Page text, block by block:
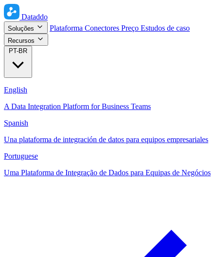
Dataddo
Soluções Plataforma Conectores Preço Estudos de caso
Recursos
PT-BR
English
A Data Integration Platform for Business Teams
Spanish
Una plataforma de integración de datos para equipos empresariales
Portuguese
Uma Plataforma de Integração de Dados para Equipas de Negócios